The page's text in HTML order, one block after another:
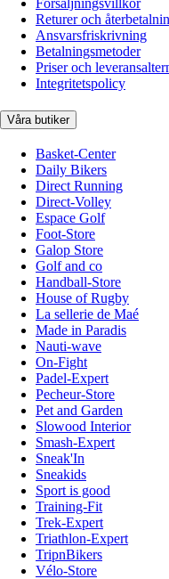
Försäljningsvillkor
Returer och
Ansvarsfriskrivning
Betalningsmetoder
Priser och
Integritetspolicy
Våra butiker
Basket-Center
Daily Bikers
Direct Running
Direct-Volley
Espace Golf
Foot-Store
Galop Store
Golf and co
Handball-Store
House of Rugby
La sellerie de Maé
Made in Paradis
Nauti-wave
On-Fight
Padel-Expert
Pecheur-Store
Pet and Garden
Slowood Interior
Smash-Expert
Sneak'In
Sneakids
Sport is good
Training-Fit
Trek-Expert
Triathlon-Expert
TripnBikers
Vélo-Store